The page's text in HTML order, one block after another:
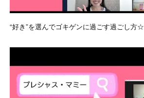
“好き”を選んでゴキゲンに過ごす過ごし方☆